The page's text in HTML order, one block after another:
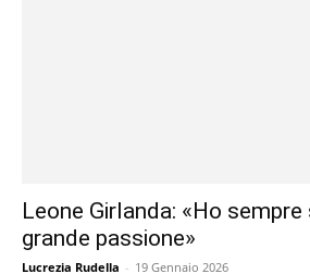
Leone Girlanda: «Ho
grande passione»
Lucrezia Rudella - 19 Gennaio 2026